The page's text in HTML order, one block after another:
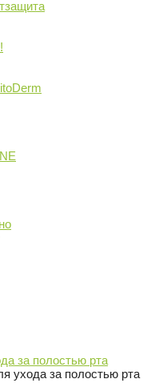
за полостью рта
ухода за полостью рта